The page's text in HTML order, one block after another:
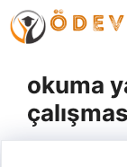
İçeriğe
atla
okuma